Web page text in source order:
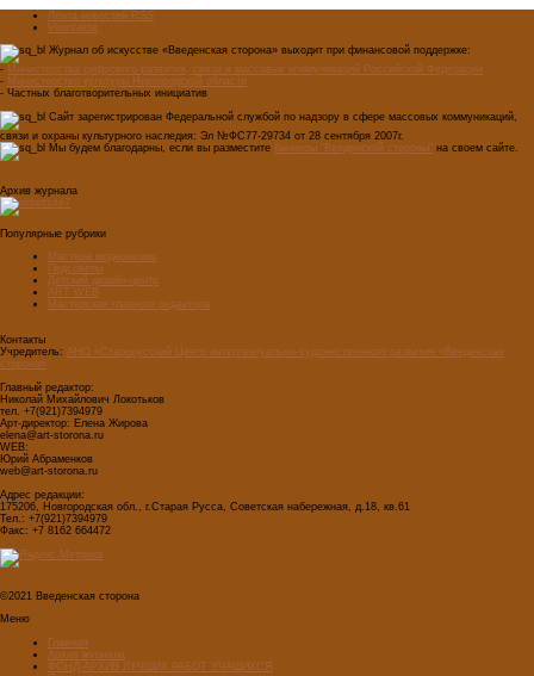
Лента новостей RSS
Vkontakte
Журнал об искусстве «Введенская сторона» выходит при финансовой поддержке:
- Министерства цифрового развития, связи и массовых коммуникаций Российской Федерации
- Министерство культуры Новгородской области
- Частных благотворительных инициатив
Сайт зарегистрирован Федеральной службой по надзору в сфере массовых коммуникаций,
связи и охраны культурного наследия: Эл №ФС77-29734 от 28 сентября 2007г.
Мы будем благодарны, если вы разместите баннеры "Введенской стороны" на своем сайте.
Архив журнала
Популярные рубрики
Мастера модернизма
Педсоветы
Детский дизайн-центр
ART WEB
Мастерская главного редактора
Контакты
Учредитель: АНО «Старорусский Центр интеллектуально-художественного развития «Введенская
сторона»
Главный редактор:
Николай Михайлович Локотьков
тел. +7(921)7394979
Арт-директор: Елена Жирова
elena@art-storona.ru
WEB:
Юрий Абраменков
web@art-storona.ru
Адрес редакции:
175206, Новгородская обл., г.Старая Русса, Советская набережная, д.18, кв.61
Тел.: +7(921)7394979
Факс: +7 8162 664472
©2021 Введенская сторона
Меню
Главная
Архив журнала
ФОНД-АРХИВ ЛУЧШИХ РАБОТ УЧАЩИХСЯ